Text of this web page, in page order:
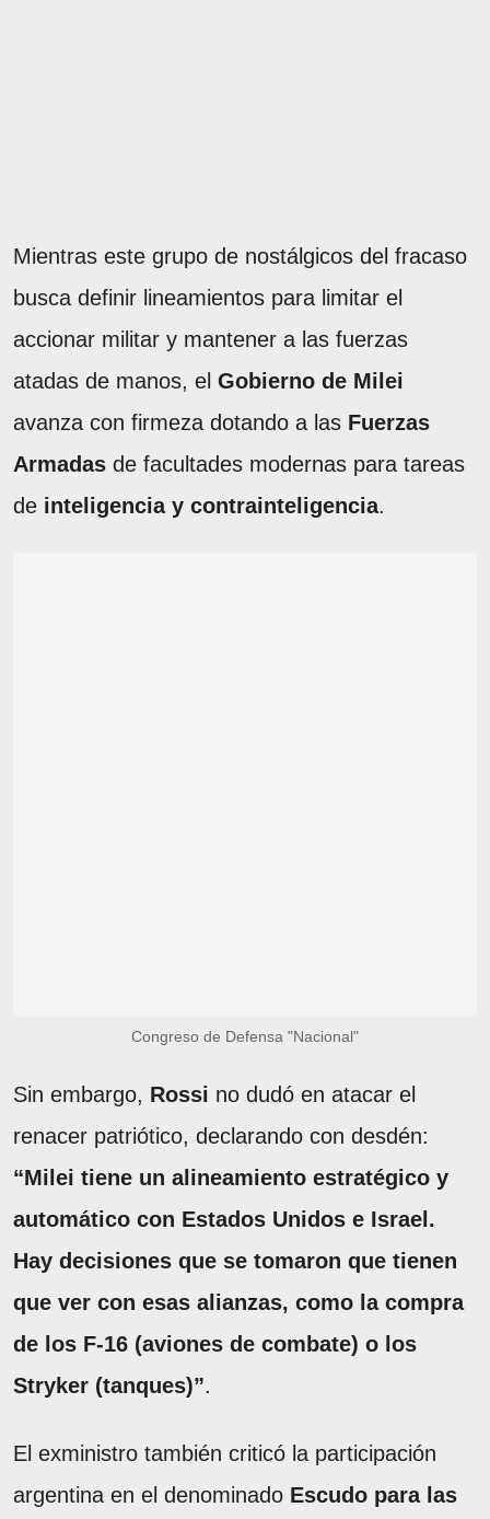
Mientras este grupo de nostálgicos del fracaso
busca definir lineamientos para limitar el
accionar militar y mantener a las fuerzas
atadas de manos, el Gobierno de Milei
avanza con firmeza dotando a las Fuerzas
Armadas de facultades modernas para tareas
de inteligencia y contrainteligencia.
Congreso de Defensa "Nacional"
Sin embargo, Rossi no dudó en atacar el
renacer patriótico, declarando con desdén:
“Milei tiene un alineamiento estratégico y
automático con Estados Unidos e Israel.
Hay decisiones que se tomaron que tienen
que ver con esas alianzas, como la compra
de los F-16 (aviones de combate) o los
Stryker (tanques)”.
El exministro también criticó la participación
argentina en el denominado Escudo para las